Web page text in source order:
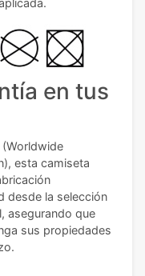
en tus
(Worldwide
esta camiseta
desde la selección
asegurando que
sus propiedades